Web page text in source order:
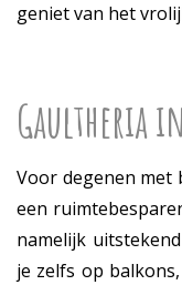
geniet van het
Gaultheria
Voor degenen met
een
namelijk
je zelfs op